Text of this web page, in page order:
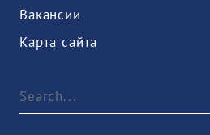
Вакансии
Карта сайта